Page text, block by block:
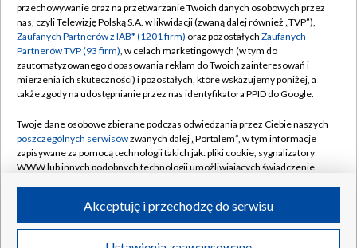
Abonament TVP
Emisja w TVP
Centrum informacji TVP
Naziemna Telewizja Cyfrowa
Rada Programowa
System NOS
Informacje o nadawcy
Program dla prasy
Regulamin TVP
Polityka prywatności
Moje zgody
Pomoc
Kontakt
Kanały
©2026 Telewizja Polska S.A. w likwidacji
przechowywanie oraz na przetwarzanie Twoich danych osobowych przez
nas, czyli Telewizję Polską S.A. w likwidacji (zwaną dalej również „TVP”),
Zaufanych Partnerów z IAB* (1201 firm) oraz pozostałych Zaufanych
Partnerów TVP (93 firm), w celach marketingowych (w tym do
zautomatyzowanego dopasowania reklam do Twoich zainteresowań i
mierzenia ich skuteczności) i pozostałych, które wskazujemy poniżej, a
także zgody na udostępnianie przez nas identyfikatora PPID do Google.
Twoje dane osobowe zbierane podczas odwiedzania przez Ciebie naszych
poszczególnych serwisówzwanych dalej „Portalem”, w tym informacje
zapisywane za pomocą technologii takich jak: pliki cookie, sygnalizatory
WWW lub innych podobnych technologii umożliwiających świadczenie
ruchu w Internecie.
Twoje dane osobowe zbierane podczas odwiedzania przez Ciebie
Akceptuję i przechodzę do serwisu